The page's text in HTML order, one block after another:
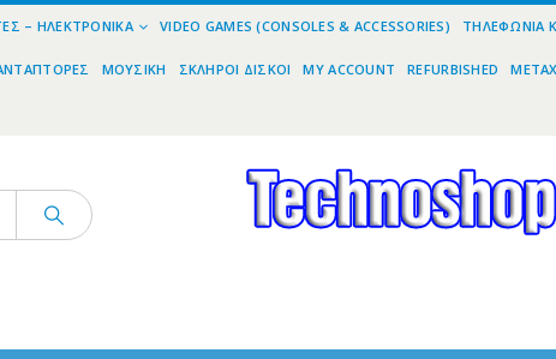
– ΗΛΕΚΤΡΟΝΙΚΆ VIDEO GAMES (CONSOLES & ACCESSORIES) ΤΗΛΕΦΩΝΊΑ
ΜΟΥΣΙΚΉ ΣΚΛΗΡΟΊ ΔΊΣΚΟΙ MY ACCOUNT REFURBISHED